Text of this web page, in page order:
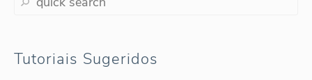
Tutoriais Sugeridos